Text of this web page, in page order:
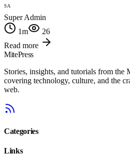
SA
Super Admin
1m
26
Read more
MitePress
Stories, insights, and tutorials from
covering technology, culture, and the
web.
Categories
Links